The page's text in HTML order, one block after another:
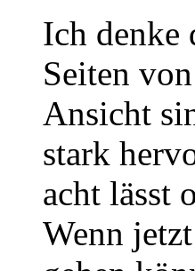
Ich denke
Seiten
Ansicht
stark
acht lässt
Wenn